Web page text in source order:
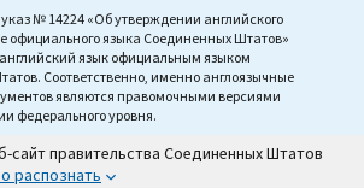
№ 14224 «Об утверждении английского
официального языка Соединенных Штатов»
язык официальным языком
Соответственно, именно англоязычные
являются правомочными версиями
федерального уровня.
правительства Соединенных Штатов
распознать